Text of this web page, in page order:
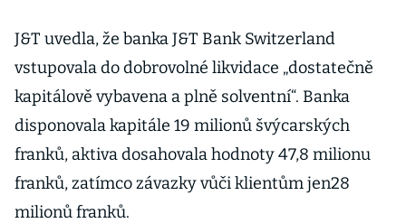
J&T uvedla, že banka J&T Bank Switzerland
vstupovala do dobrovolné likvidace „dostatečně
kapitálově vybavena a plně solventní“. Banka
disponovala kapitále 19 milionů švýcarských
franků, aktiva dosahovala hodnoty 47,8 milionu
franků, zatímco závazky vůči klientům jen28
milionů franků.